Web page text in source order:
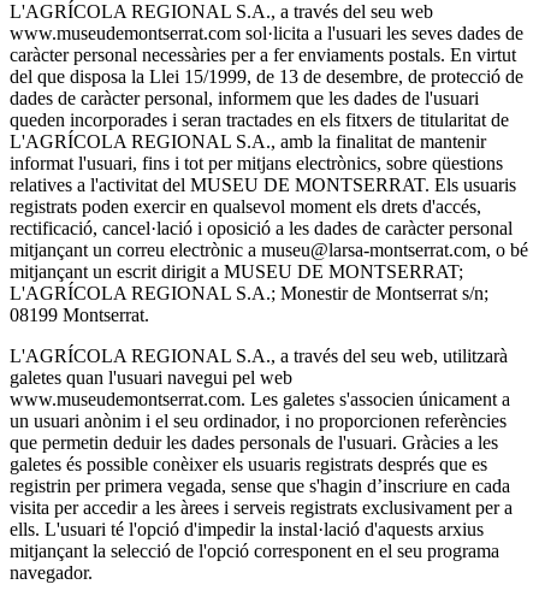
L'AGRÍCOLA REGIONAL S.A., a través del seu web
www.museudemontserrat.com sol·licita a l'usuari les seves dades de
caràcter personal necessàries per a fer enviaments postals. En virtut
del que disposa la Llei 15/1999, de 13 de desembre, de protecció de
dades de caràcter personal, informem que les dades de l'usuari
queden incorporades i seran tractades en els fitxers de titularitat de
L'AGRÍCOLA REGIONAL S.A., amb la finalitat de mantenir
informat l'usuari, fins i tot per mitjans electrònics, sobre qüestions
relatives a l'activitat del MUSEU DE MONTSERRAT. Els usuaris
registrats poden exercir en qualsevol moment els drets d'accés,
rectificació, cancel·lació i oposició a les dades de caràcter personal
mitjançant un correu electrònic a museu@larsa-montserrat.com, o bé
mitjançant un escrit dirigit a MUSEU DE MONTSERRAT;
L'AGRÍCOLA REGIONAL S.A.; Monestir de Montserrat s/n;
08199 Montserrat.
L'AGRÍCOLA REGIONAL S.A., a través del seu web, utilitzarà
galetes quan l'usuari navegui pel web
www.museudemontserrat.com. Les galetes s'associen únicament a
un usuari anònim i el seu ordinador, i no proporcionen referències
que permetin deduir les dades personals de l'usuari. Gràcies a les
galetes és possible conèixer els usuaris registrats després que es
registrin per primera vegada, sense que s'hagin d’inscriure en cada
visita per accedir a les àrees i serveis registrats exclusivament per a
ells. L'usuari té l'opció d'impedir la instal·lació d'aquests arxius
mitjançant la selecció de l'opció corresponent en el seu programa
navegador.